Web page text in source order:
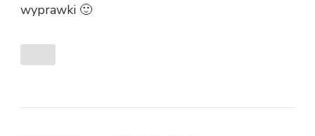
wyprawki 🙂